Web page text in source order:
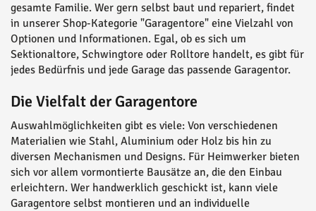
gesamte Familie. Wer gern selbst baut und repariert, findet
in unserer Shop-Kategorie "Garagentore" eine Vielzahl von
Optionen und Informationen. Egal, ob es sich um
Sektionaltore, Schwingtore oder Rolltore handelt, es gibt für
jedes Bedürfnis und jede Garage das passende Garagentor.
Die Vielfalt der Garagentore
Auswahlmöglichkeiten gibt es viele: Von verschiedenen
Materialien wie Stahl, Aluminium oder Holz bis hin zu
diversen Mechanismen und Designs. Für Heimwerker bieten
sich vor allem vormontierte Bausätze an, die den Einbau
erleichtern. Wer handwerklich geschickt ist, kann viele
Garagentore selbst montieren und an individuelle